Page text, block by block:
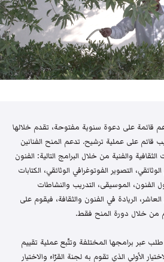
قائمة على دعوة سنوية مفتوحة، تقدم خلالها
قائم على عملية ترشيح. تدعم المنح الفنانين
والفنية من خلال البرامج التالية: الفنون
التصوير الفوتوغرافي الوثائقي، الكتابات
الفنون، الموسيقى، التدريب والنشاطات
العاشر، الريادة في الفنون والثقافة، فيقوم على
من خلال دورة المنح فقط.
تتلقى آفاق سنوياً نحو 1500 طلب عبر برامجها المختلفة وتتّبع عملية تقييم
الأولي الذي تقوم به لجنة القرّاء والاختيار